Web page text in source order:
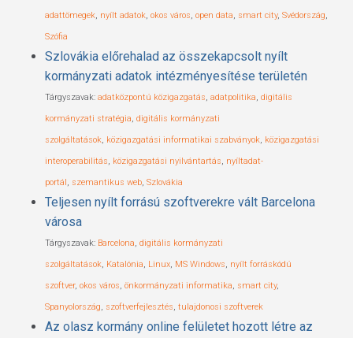
adattömegek, nyílt adatok, okos város, open data, smart city, Svédország,
Szófia
Szlovákia előrehalad az összekapcsolt nyílt
kormányzati adatok intézményesítése területén
Tárgyszavak: adatközpontú közigazgatás, adatpolitika, digitális
kormányzati stratégia, digitális kormányzati
szolgáltatások, közigazgatási informatikai szabványok, közigazgatási
interoperabilitás, közigazgatási nyilvántartás, nyíltadat-
portál, szemantikus web, Szlovákia
Teljesen nyílt forrású szoftverekre vált Barcelona
városa
Tárgyszavak: Barcelona, digitális kormányzati
szolgáltatások, Katalónia, Linux, MS Windows, nyílt forráskódú
szoftver, okos város, önkormányzati informatika, smart city,
Spanyolország, szoftverfejlesztés, tulajdonosi szoftverek
Az olasz kormány online felületet hozott létre az